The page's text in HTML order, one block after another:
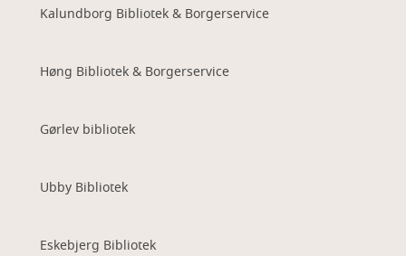
Kalundborg Bibliotek & Borgerservice
Høng Bibliotek & Borgerservice
Gørlev bibliotek
Ubby Bibliotek
Eskebjerg Bibliotek